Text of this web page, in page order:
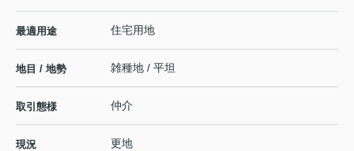
最適用途 住宅用地
地目 / 地勢 雑種地 / 平坦
取引態様 仲介
現況 更地